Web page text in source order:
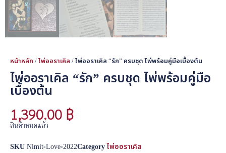
หน้าหลัก /ไพ่ออราเคิล / ไพ่ออราเคิล “รัก” ครบชุด ไพ่พร้อมคู่มือเบื้องต้น
ไพ่ออราเคิล “รัก” ครบชุด ไพ่พร้อมคู่มือ
เบื้องต้น
1,390.00 ฿
สินค้าหมดแล้ว
SKUNimit-Love-2022Categoryไพ่ออราเคิล